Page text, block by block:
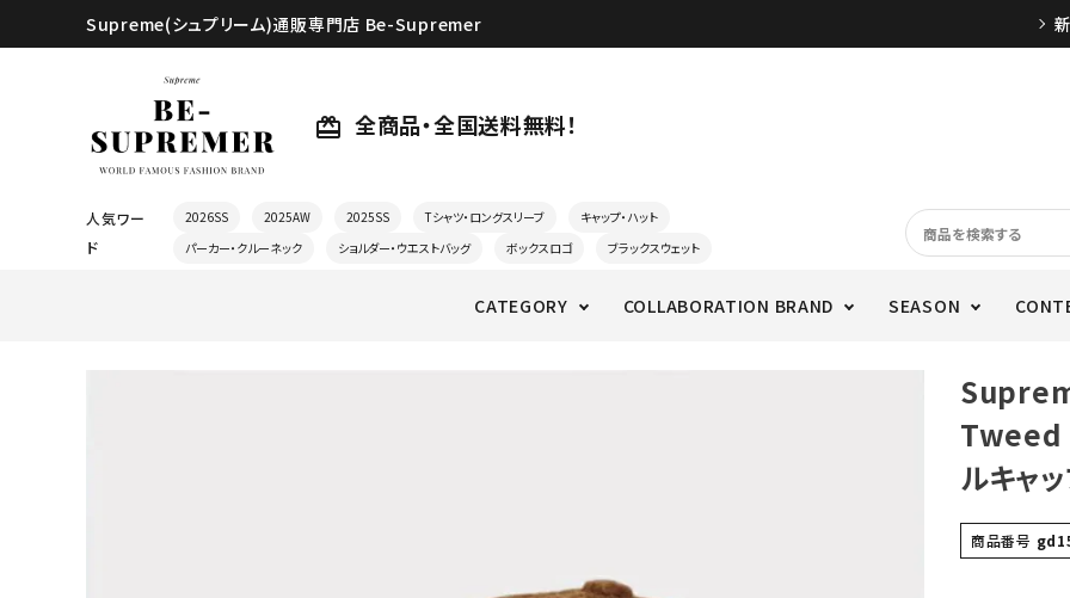
Supreme(シュプリーム)通販専門店 Be-Supremer
card_giftcard 全商品・全国送料無料！
人気ワー
ド
2026SS 2025AW 2025SS Tシャツ・ロングスリーブ
キャップ・ハット
パーカー・クルーネック
ショルダー・ウエストバッグ ボックスロゴ ブラックスウェット
CATEGORY COLLABORATION BRAND SEASON
Tweed
ルキャ
商品番号